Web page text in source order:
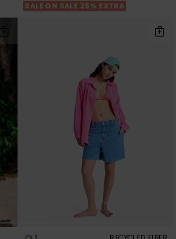
SALE ON SALE 25% EXTRA